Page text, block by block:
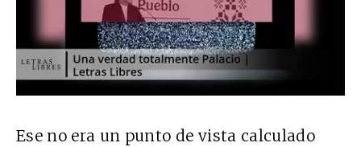
Ese no era un punto de vista calculado